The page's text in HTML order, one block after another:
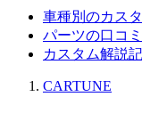
車種別のカス
パーツの口コ
カスタム解説
CARTUNE